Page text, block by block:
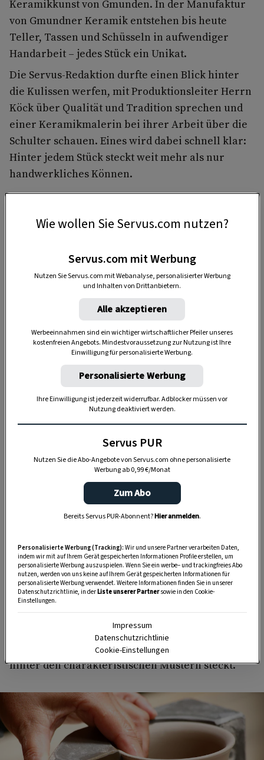
Keramikkunst von Gmunden. In der Manufaktur
von Gmundner Keramik entstehen bis heute
Teller, Tassen und Schüsseln in aufwendiger
Handarbeit – jedes Stück ein Unikat.
Die Servus-Redaktion durfte einen Blick hinter
die Kulissen werfen, mit Produktionsleiter Herrn
Köck über Qualität und Tradition sprechen und
einer Keramikmalerin bei ihrer Arbeit über die
Schulter schauen. Eines wird dabei schnell klar:
Hinter jedem Stück steckt weit mehr als nur
handwerkliches Können.
Feinste Handarbeit und ein feines Gespür für Tradition.
Wo Tradition auf Handarbeit trifft
Beim Rundgang durch die Werkstätte begleiten
wir den Weg eines Keramikstücks von den ersten
Arbeitsschritten bis zum fertigen Produkt.
Obwohl moderne Technik einzelne Prozesse
unterstützt, bleibt die Handarbeit das Herzstück
der Manufaktur.
Besonders beeindruckend ist die Ruhe und
arbeiten. Mit geübten Bewegungen setzen sie
Pinselstrich für Pinselstrich auf die noch
unglasierte Keramik. Was einfach aussieht, ist
das Ergebnis jahrelanger Erfahrung.
Auch wir dürfen selbst zum Pinsel greifen und
ein Keramikstück bemalen. Spätestens dabei
wird deutlich, wie viel Geschick und Präzision
hinter den charakteristischen Mustern steckt.
Wie wollen Sie Servus.com nutzen?
Servus.com mit Werbung
Nutzen Sie Servus.com mit Webanalyse, personalisierter Werbung
und Inhalten von Drittanbietern.
Alle akzeptieren
Werbeeinnahmen sind ein wichtiger wirtschaftlicher Pfeiler unseres
kostenfreien Angebots. Mindestvoraussetzung zur Nutzung ist Ihre
Einwilligung für personalisierte Werbung.
Personalisierte Werbung
Ihre Einwilligung ist jederzeit widerrufbar. Adblocker müssen vor
Nutzung deaktiviert werden.
Servus PUR
Nutzen Sie die Abo-Angebote von Servus.com ohne personalisierte
Werbung ab 0,99 €/Monat
Zum Abo
Bereits Servus PUR-Abonnent?Hier anmelden.
Personalisierte Werbung (Tracking): Wir und unsere Partner verarbeiten Daten,
indem wir mit auf Ihrem Gerät gespeicherten Informationen Profile erstellen, um
personalisierte Werbung auszuspielen. Wenn Sie ein werbe– und trackingfreies Abo
nutzen, werden von uns keine auf Ihrem Gerät gespeicherten Informationen für
personalisierte Werbung verwendet. Weitere Informationen finden Sie in unserer
Datenschutzrichtlinie, in derListe unserer Partnersowie in den Cookie-
Einstellungen.
Impressum
Datenschutzrichtlinie
Cookie-Einstellungen